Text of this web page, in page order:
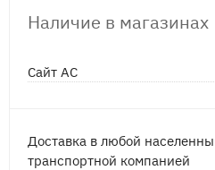
Наличие в магазинах
Сайт АС
Доставка в любой
транспортной компанией